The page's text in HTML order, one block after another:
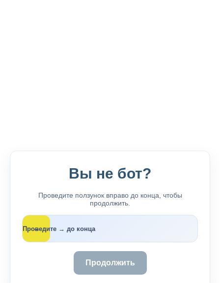
Вы не бот?
Проведите ползунок вправо до конца, чтобы
продолжить.
Проведите → до конца
→
Продолжить